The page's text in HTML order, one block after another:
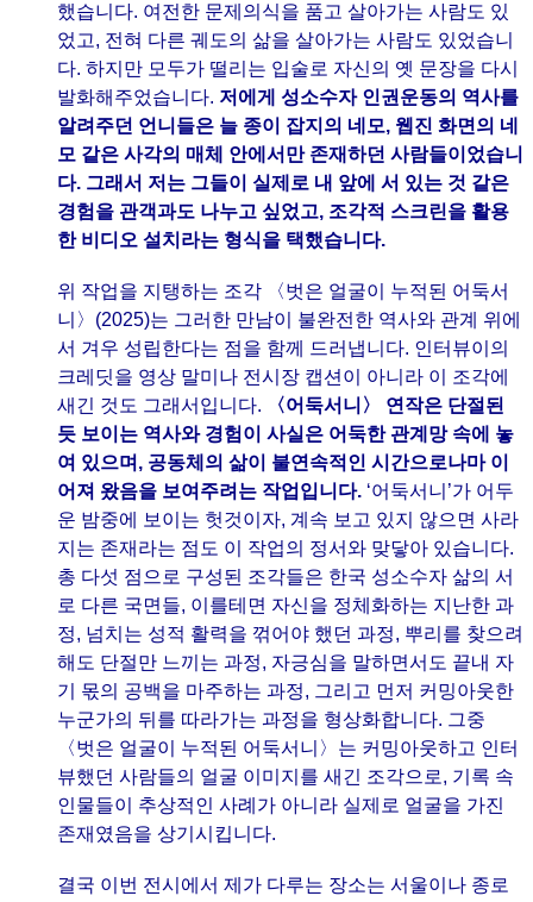
했습니다. 여전한 문제의식을 품고 살아가는 사람도 있
었고, 전혀 다른 궤도의 삶을 살아가는 사람도 있었습니
다. 하지만 모두가 떨리는 입술로 자신의 옛 문장을 다시
발화해주었습니다. 저에게 성소수자 인권운동의 역사를
알려주던 언니들은 늘 종이 잡지의 네모, 웹진 화면의 네
모 같은 사각의 매체 안에서만 존재하던 사람들이었습니
다. 그래서 저는 그들이 실제로 내 앞에 서 있는 것 같은
경험을 관객과도 나누고 싶었고, 조각적 스크린을 활용
한 비디오 설치라는 형식을 택했습니다.
위 작업을 지탱하는 조각 〈벗은 얼굴이 누적된 어둑서
니〉(2025)는 그러한 만남이 불완전한 역사와 관계 위에
서 겨우 성립한다는 점을 함께 드러냅니다. 인터뷰이의
크레딧을 영상 말미나 전시장 캡션이 아니라 이 조각에
새긴 것도 그래서입니다.
〈어둑서니〉 연작은 단절된
듯 보이는 역사와 경험이 사실은 어둑한 관계망 속에 놓
여 있으며, 공동체의 삶이 불연속적인 시간으로나마 이
어져 왔음을 보여주려는 작업입니다. ‘어둑서니’가 어두
운 밤중에 보이는 헛것이자, 계속 보고 있지 않으면 사라
지는 존재라는 점도 이 작업의 정서와 맞닿아 있습니다.
총 다섯 점으로 구성된 조각들은 한국 성소수자 삶의 서
로 다른 국면들, 이를테면 자신을 정체화하는 지난한 과
정, 넘치는 성적 활력을 꺾어야 했던 과정, 뿌리를 찾으려
해도 단절만 느끼는 과정, 자긍심을 말하면서도 끝내 자
기 몫의 공백을 마주하는 과정, 그리고 먼저 커밍아웃한
누군가의 뒤를 따라가는 과정을 형상화합니다. 그중
〈벗은 얼굴이 누적된 어둑서니〉는 커밍아웃하고 인터
뷰했던 사람들의 얼굴 이미지를 새긴 조각으로, 기록 속
인물들이 추상적인 사례가 아니라 실제로 얼굴을 가진
존재였음을 상기시킵니다.
결국 이번 전시에서 제가 다루는 장소는 서울이나 종로